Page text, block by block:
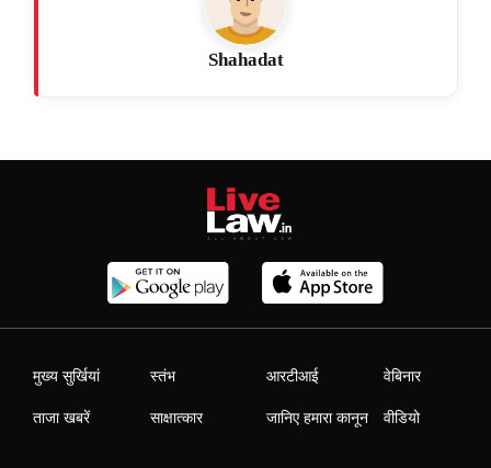
Shahadat
मुख्य सुर्खियां
ताजा खबरें
स्तंभ
साक्षात्कार
आरटीआई
जानिए हमारा कानून
वेबिनार
वीडियो